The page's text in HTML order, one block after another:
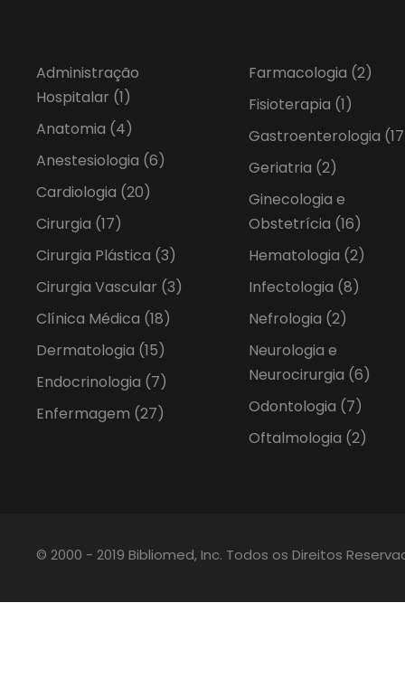
Administração
Hospitalar (1)
Anatomia (4)
Anestesiologia (6)
Cardiologia (20)
Cirurgia (17)
Cirurgia Plástica (3)
Cirurgia Vascular (3)
Clínica Médica (18)
Dermatologia (15)
Endocrinologia (7)
Enfermagem (27)
Farmacologia (2)
Fisioterapia (1)
Gastroenterologia
Geriatria (2)
Ginecologia e
Obstetrícia (16)
Hematologia (2)
Infectologia (8)
Nefrologia (2)
Neurologia e
Neurocirurgia (6)
Odontologia (7)
Oftalmologia (2)
© 2000 - 2019 Bibliomed, Inc. Todos os Direitos